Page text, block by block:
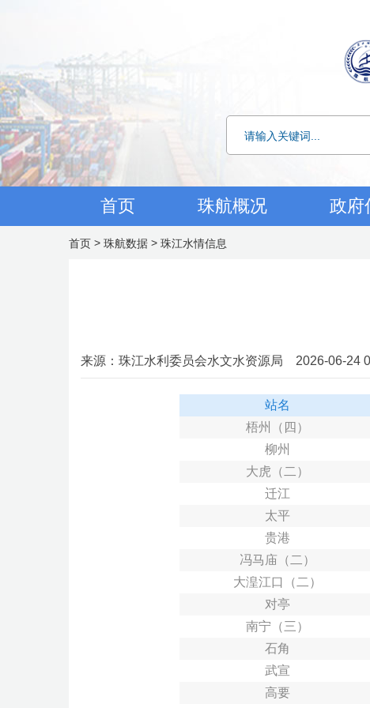
首页 珠航概况 政府
首页 > 珠航数据 > 珠江水情信息
来源：珠江水利委员会水文水资源局 2026-06-24
站名
梧州（四）
柳州
大虎（二）
迁江
太平
贵港
冯马庙（二）
大湟江口（二）
对亭
南宁（三）
石角
武宣
高要